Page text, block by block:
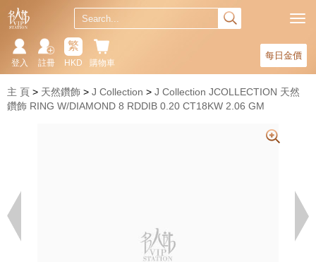
每日金價
購物車
繁
HKD
註冊
登入
主 頁 天然鑽飾 J Collection
J Collection JCOLLECTION 天然
鑽飾 RING W/DIAMOND 8 RDDIB 0.20 CT18KW 2.06 GM